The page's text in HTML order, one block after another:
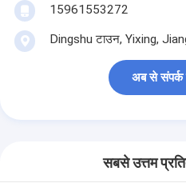
15961553272
Dingshu टाउन, Yixing,
अब से
सबसे उत्तम